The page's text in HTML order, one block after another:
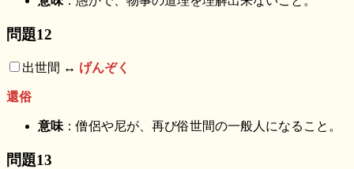
問題12
出世間 ↔︎ げんぞく
還俗
意味 ：僧侶や尼が、再び俗世間の一般人になること。
問題13